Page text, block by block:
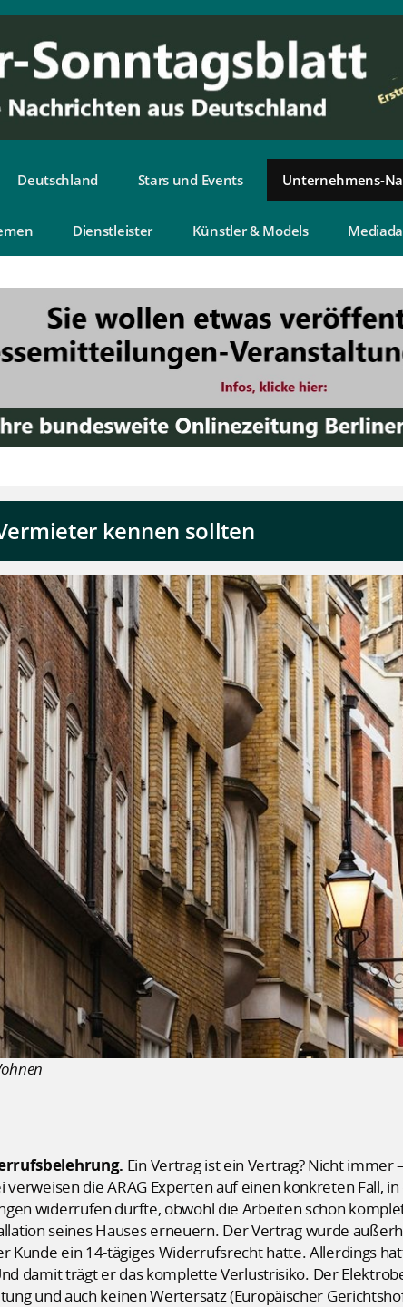
Deutschland Stars und Events Unternehmens-
Dienstleister Künstler & Models
kennen sollten
Ein Vertrag ist ein Vertrag? Nicht immer
die ARAG Experten auf einen konkreten Fall,
widerrufen durfte, obwohl die Arbeiten schon
seines Hauses erneuern. Der Vertrag wurde
Kunde ein 14-tägiges Widerrufsrecht hatte. Allerdings
damit trägt er das komplette Verlustrisiko. Der
und auch keinen Wertersatz (Europäischer